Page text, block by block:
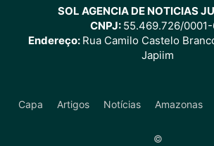
SOL AGENCIA DE NOTICIAS
CNPJ: 55.469.726/
Endereço: Rua Camilo Castelo
Japiim
Capa Artigos Notícias Amazonas
©